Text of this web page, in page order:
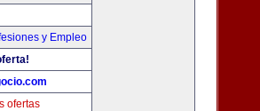
y Empleo
ofertas